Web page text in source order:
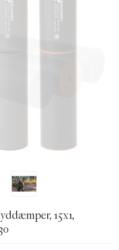
15x1,